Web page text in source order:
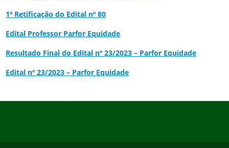
1ª Retificação do Edital nº 80
Edital Professor Parfor Equidade
Resultado Final do Edital nº 23/2023 – Parfor Equidade
Edital nº 23/2023 – Parfor Equidade